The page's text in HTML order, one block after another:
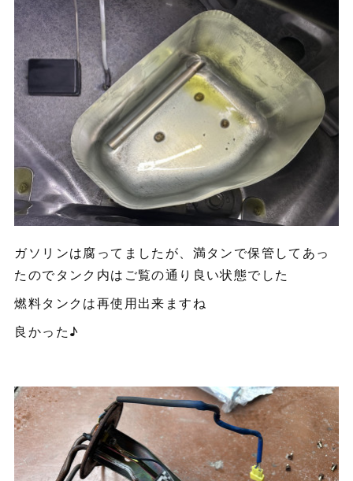
ガソリンは腐ってましたが、満タンで保管してあっ
たのでタンク内はご覧の通り良い状態でした
燃料タンクは再使用出来ますね
良かった♪